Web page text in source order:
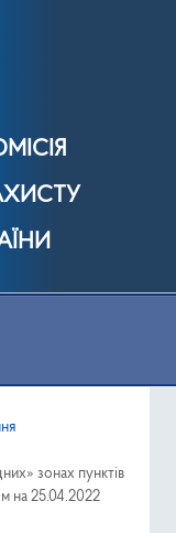
зонах пунктів
на 25.04.2022